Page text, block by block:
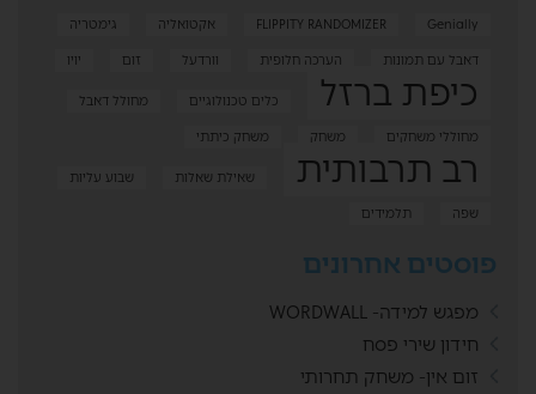
FLIPPITY RANDOMIZER Genially אקטואליה
גימטריה
דאבל עם תמונות
הערכה חלופית וורדעל זום יויו
כיפת ברזל כלים טכנולוגיים
מחולל דאבל
מחוללי משחקים
משחק משחק כיתתי
רב תרבותית שאילת שאלות
שבוע עליות
שפה
תלמידים
פוסטים אחרונים
מפגש למידה- WORDWALL
חידון שירי פסח
זום אין- משחק תחרותי